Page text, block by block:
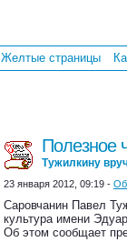
Желтые страницы
Полезное
Тужилкину
23 января 2012, 09:19 -
Саровчанин Павел
культура имени
Об этом сообщает